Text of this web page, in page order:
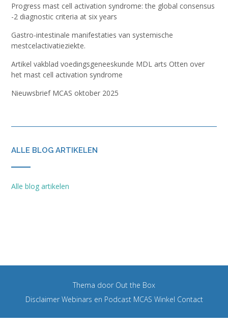
Progress mast cell activation syndrome: the global consensus
-2 diagnostic criteria at six years
Gastro-intestinale manifestaties van systemische
mestcelactivatieziekte.
Artikel vakblad voedingsgeneeskunde MDL arts Otten over
het mast cell activation syndrome
Nieuwsbrief MCAS oktober 2025
ALLE BLOG ARTIKELEN
Alle blog artikelen
Thema door Out the Box
Disclaimer Webinars en Podcast MCAS Winkel Contact